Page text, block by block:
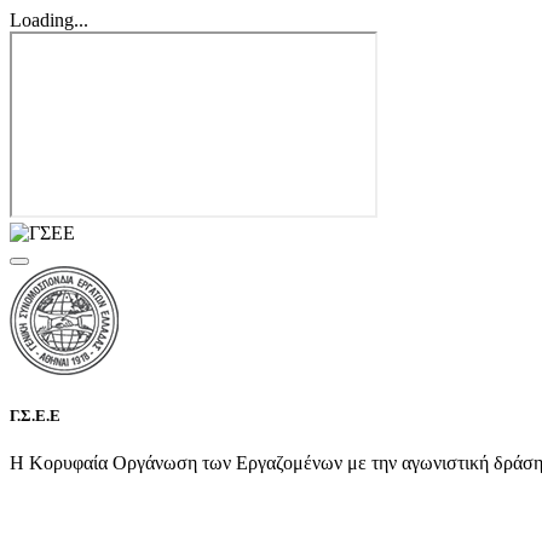
Loading...
Γ.Σ.Ε.Ε
Η Κορυφαία Οργάνωση των Εργαζομένων με την αγωνιστική δράση